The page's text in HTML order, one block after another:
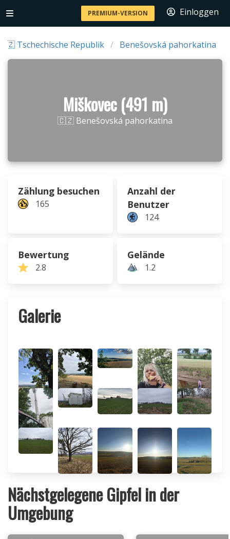
PREMIUM-VERSION Einloggen
Tschechische Republik Benešovská pahorkatina
Miškovec (491 m)
🇨🇿 Benešovská pahorkatina
Zählung besuchen
165
Anzahl der
Benutzer
124
Bewertung
2.8
Gelände
1.2
Galerie
Nächstgelegene Gipfel in der
Umgebung